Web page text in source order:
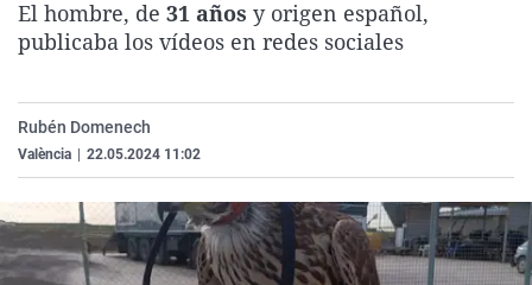
La rosa de los vientos
Como el perro y el
Caso
Equipo de
Extremadura
La Rioja
País Vasco
Virales
Elecciones
El hombre, de 31 años y origen español,
publicaba los vídeos en redes sociales
Rubén Domenech
València 22.05.2024 11:02